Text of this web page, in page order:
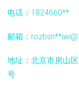
电话：1824660**
邮箱：rozbsn**
地址：北京市房山
号